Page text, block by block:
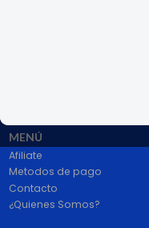
# 1 en
100% pago seguro
MENÚ
Afiliate
Metodos de pago
Contacto
¿Quienes Somos?